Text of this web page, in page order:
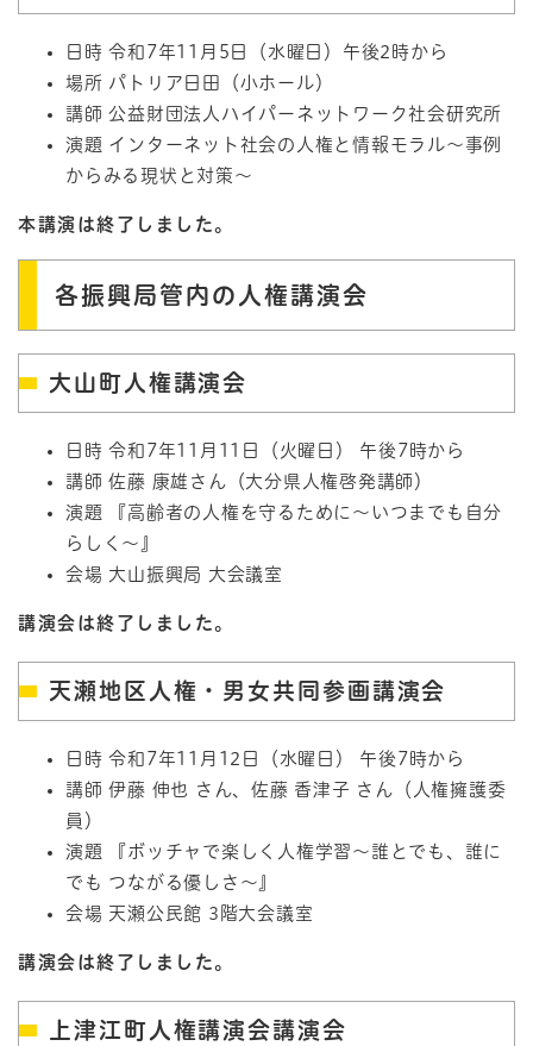
日時 令和7年11月5日（水曜日）午後2時から
場所 パトリア日田（小ホール）
講師 公益財団法人ハイパーネットワーク社会研究所
演題 インターネット社会の人権と情報モラル～事例
からみる現状と対策～
本講演は終了しました。
各振興局管内の人権講演会
大山町人権講演会
日時 令和7年11月11日（火曜日） 午後7時から
講師 佐藤 康雄さん（大分県人権啓発講師）
演題 『高齢者の人権を守るために～いつまでも自分
らしく～』
会場 大山振興局 大会議室
講演会は終了しました。
天瀬地区人権・男女共同参画講演会
日時 令和7年11月12日（水曜日） 午後7時から
講師 伊藤 伸也 さん、佐藤 香津子 さん（人権擁護委
員）
演題 『ボッチャで楽しく人権学習～誰とでも、誰に
でも つながる優しさ～』
会場 天瀬公民館 3階大会議室
講演会は終了しました。
上津江町人権講演会講演会